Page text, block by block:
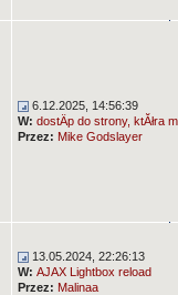
6.12.2025, 14:56:39
W: dostÄp do strony, ktĂłra
Przez: Mike Godslayer
13.05.2024, 22:26:13
W: AJAX Lightbox reload
Przez: Malinaa